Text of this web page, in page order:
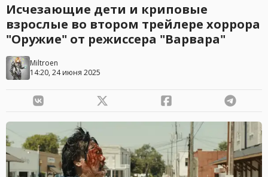
Исчезающие дети и криповые
взрослые во втором трейлере хоррора
"Оружие" от режиссера "Варвара"
Miltroen
14:20, 24 июня 2025